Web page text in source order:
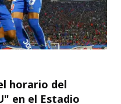
horario del
en el Estadio